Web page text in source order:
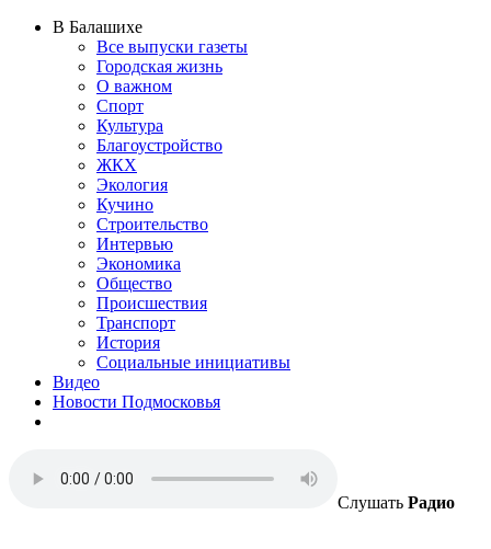
В Балашихе
Все выпуски газеты
Городская жизнь
О важном
Спорт
Культура
Благоустройство
ЖКХ
Экология
Кучино
Строительство
Интервью
Экономика
Общество
Происшествия
Транспорт
История
Социальные инициативы
Видео
Новости Подмосковья
Слушать Радио